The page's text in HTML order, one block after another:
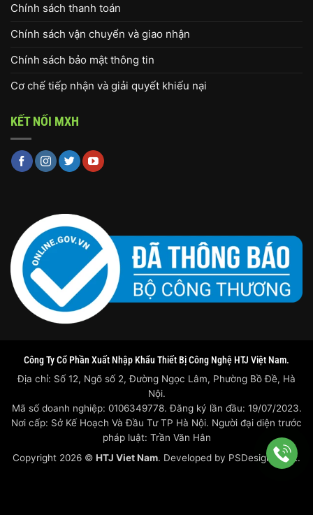
Chính sách thanh toán
Chính sách vận chuyển và giao nhận
Chính sách bảo mật thông tin
Cơ chế tiếp nhận và giải quyết khiếu nại
KẾT NỐI MXH
Công Ty Cổ Phần Xuất Nhập Khẩu Thiết Bị Công Nghệ HTJ Việt Nam.
Địa chỉ: Số 12, Ngõ số 2, Đường Ngọc Lâm, Phường Bồ Đề, Hà
Nội.
Mã số doanh nghiệp: 0106349778. Đăng ký lần đầu: 19/07/2023.
Nơi cấp: Sở Kế Hoạch Và Đầu Tư TP Hà Nội. Người đại diện trước
pháp luật: Trần Văn Hân
Copyright 2026 © HTJ Viet Nam. Developed by PSDesigner.net.